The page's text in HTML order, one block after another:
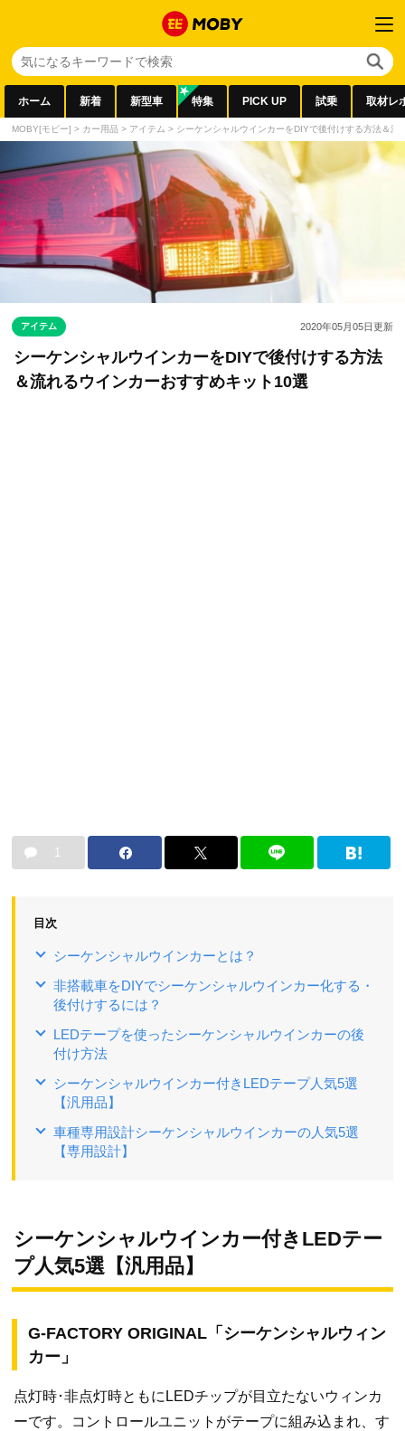
ホーム 新着 新型車 特集 PICK UP 試乗 取材レ
MOBY[モビー] > カー用品 > アイテム > シーケンシャルウインカーをDIYで後付けする方法＆
アイテム 2020年05月05日更新
シーケンシャルウインカーをDIYで後付けする方法
＆流れるウインカーおすすめキット10選
1
目次
シーケンシャルウインカーとは？
非搭載車をDIYでシーケンシャルウインカー化する・
後付けするには？
LEDテープを使ったシーケンシャルウインカーの後
付け方法
シーケンシャルウインカー付きLEDテープ人気5選
【汎用品】
車種専用設計シーケンシャルウインカーの人気5選
【専用設計】
シーケンシャルウインカー付きLEDテー
プ人気5選【汎用品】
G-FACTORY ORIGINAL「シーケンシャルウィン
カー」
点灯時･非点灯時ともにLEDチップが目立たないウィンカ
ーです。コントロールユニットがテープに組み込まれ、す